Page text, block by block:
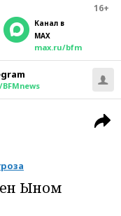
16+
Канал в
MAX
max.ru/bfm
Ыном